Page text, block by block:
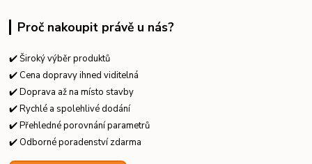
Proč nakoupit právě u nás?
✔️ Široký výběr produktů
✔️ Cena dopravy ihned viditelná
✔️ Doprava až na místo stavby
✔️ Rychlé a spolehlivé dodání
✔️ Přehledné porovnání parametrů
✔️ Odborné poradenství zdarma